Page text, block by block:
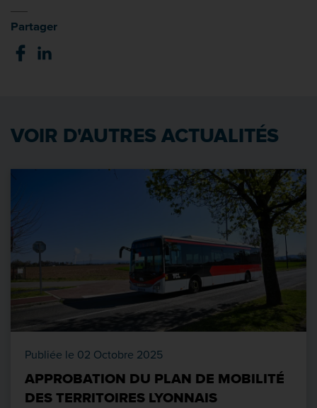
Partager
VOIR D'AUTRES ACTUALITÉS
Publiée le 02 Octobre 2025
APPROBATION DU PLAN DE MOBILITÉ
DES TERRITOIRES LYONNAIS